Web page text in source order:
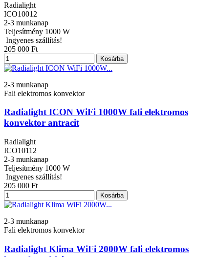
Radialight
ICO10012
2-3 munkanap
Teljesítmény 1000 W
Ingyenes szállítás!
205 000 Ft
Kosárba
2-3 munkanap
Fali elektromos konvektor
Radialight ICON WiFi 1000W fali elektromos
konvektor antracit
Radialight
ICO10112
2-3 munkanap
Teljesítmény 1000 W
Ingyenes szállítás!
205 000 Ft
Kosárba
2-3 munkanap
Fali elektromos konvektor
Radialight Klima WiFi 2000W fali elektromos